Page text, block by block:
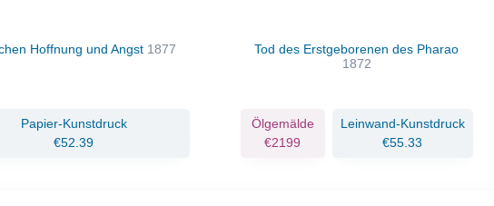
Hoffnung und Angst 1877
Papier-Kunstdruck
€52.39
Tod des Erstgeborenen des Pharao
1872
Ölgemälde
€2199
Leinwand-Kunstdruck
€55.33